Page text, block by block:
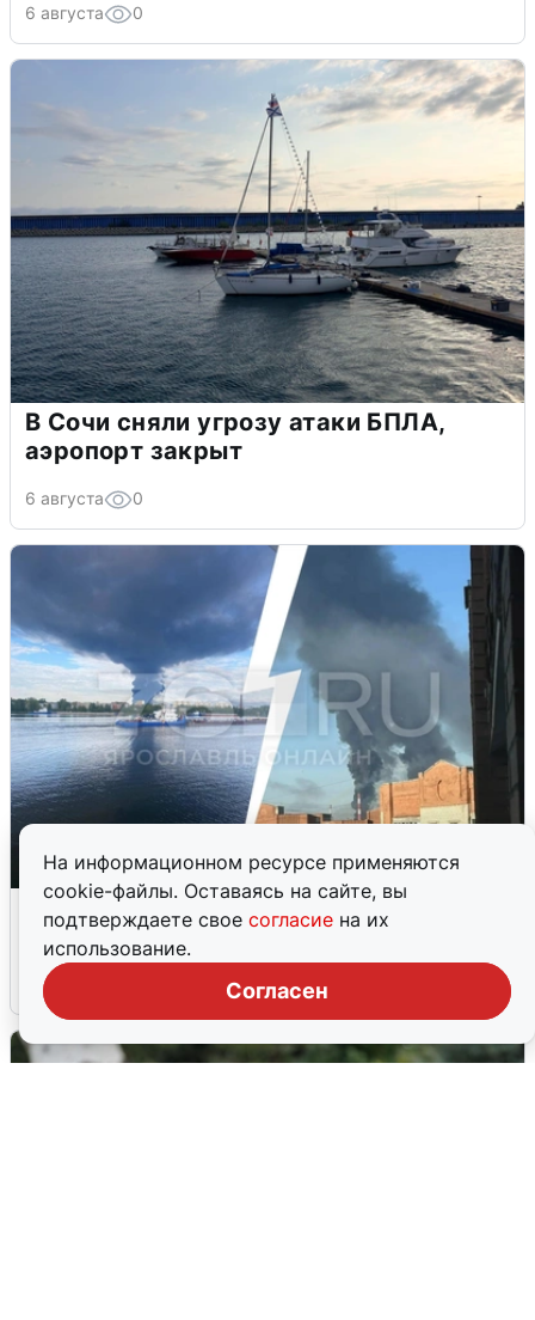
На информационном ресурсе применяются
cookie-файлы. Оставаясь на сайте, вы
подтверждаете свое согласие на их
использование.
Согласен
6 августа 0
В Сочи сняли угрозу атаки БПЛА,
аэропорт закрыт
6 августа 0
Ночная атака БПЛА на Ярославль:
попадания и последствия
6 августа